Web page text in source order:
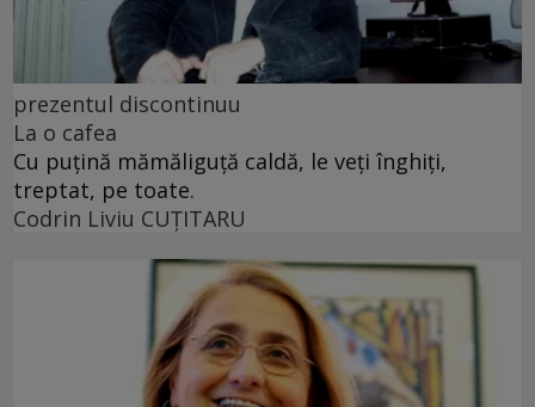
prezentul discontinuu
La o cafea
Cu puţină mămăliguţă caldă, le veţi înghiţi,
treptat, pe toate.
Codrin Liviu CUŢITARU